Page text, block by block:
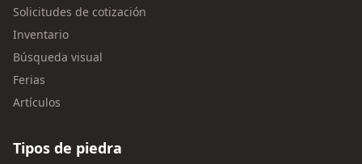
Solicitudes de cotización
Inventario
Búsqueda visual
Ferias
Artículos
Tipos de piedra